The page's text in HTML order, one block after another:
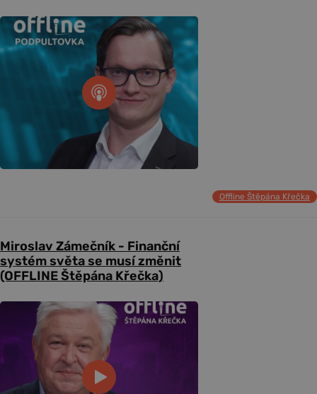
Offline Štěpána Křečka
Miroslav Zámečník - Finanční
systém světa se musí změnit
(OFFLINE Štěpána Křečka)